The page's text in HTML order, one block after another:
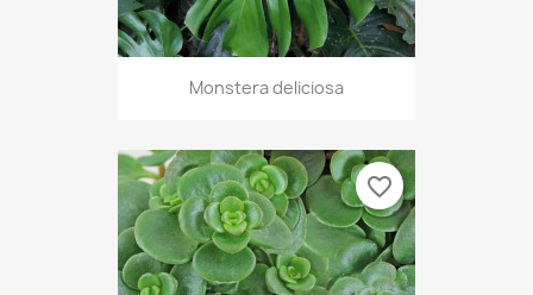
Monstera deliciosa
favorite_border